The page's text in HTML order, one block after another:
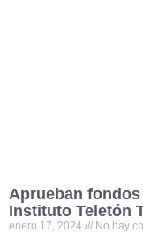
Aprueban
Instituto Teletón
enero 17, 2024 No hay